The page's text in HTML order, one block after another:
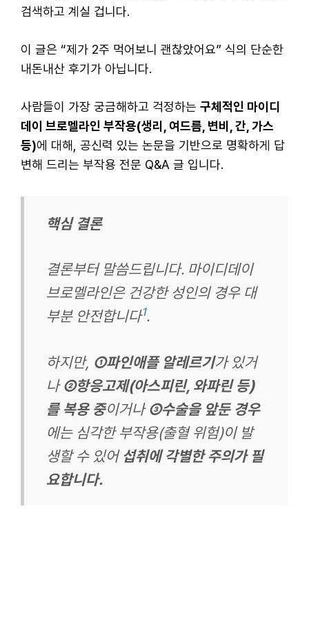
검색하고 계실 겁니다.
이 글은 “제가 2주 먹어보니 괜찮았어요” 식의 단순한
내돈내산 후기가 아닙니다.
사람들이 가장 궁금해하고 걱정하는 구체적인 마이디
데이 브로멜라인 부작용(생리, 여드름, 변비, 간, 가스
등)에 대해, 공신력 있는 논문을 기반으로 명확하게 답
변해 드리는 부작용 전문 Q&A 글 입니다.
핵심 결론
결론부터 말씀드립니다. 마이디데이
브로멜라인은 건강한 성인의 경우 대
부분 안전합니다1.
하지만, ①파인애플 알레르기가 있거
나②항응고제(아스피린, 와파린 등)
를 복용 중이거나③수술을 앞둔 경우
에는 심각한 부작용(출혈 위험)이 발
생할 수 있어섭취에 각별한 주의가 필
요합니다.